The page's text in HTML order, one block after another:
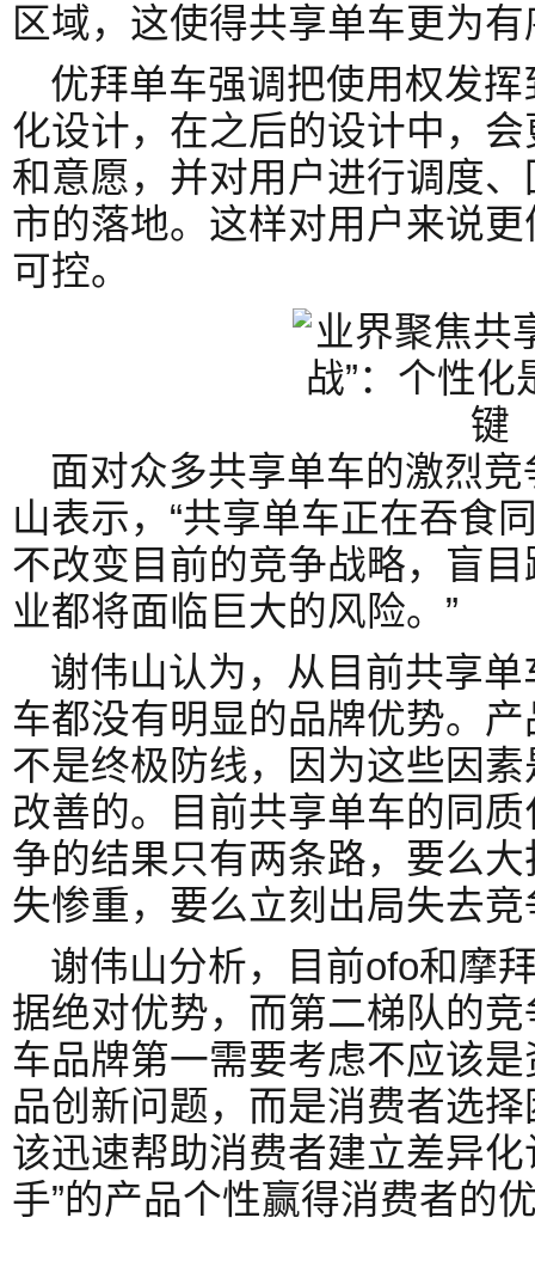
区域，这使得共享单车更为有
优拜单车强调把使用权发
化设计，在之后的设计中，
和意愿，并对用户进行调度
市的落地。这样对用户来说
可控。
面对众多共享单车的激烈
山表示，“共享单车正在吞食
不改变目前的竞争战略，盲
业都将面临巨大的风险。”
谢伟山认为，从目前共享
车都没有明显的品牌优势。
不是终极防线，因为这些因
改善的。目前共享单车的同
争的结果只有两条路，要么
失惨重，要么立刻出局失去
谢伟山分析，目前ofo和摩
据绝对优势，而第二梯队的
车品牌第一需要考虑不应该
品创新问题，而是消费者选
该迅速帮助消费者建立差异
手”的产品个性赢得消费者的